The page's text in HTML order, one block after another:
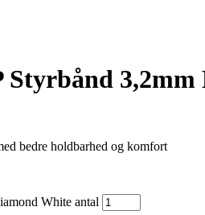
Styrbånd
bedre holdbarhed og komfort
White antal